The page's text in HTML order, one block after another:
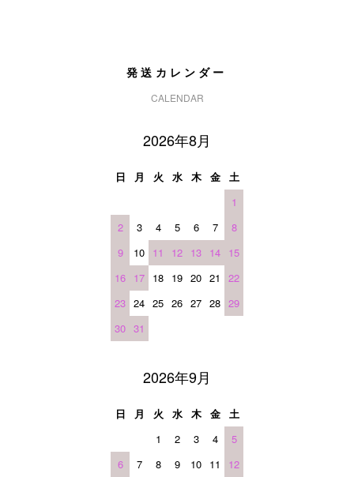
発送カレンダー
CALENDAR
2026年8月
日 月 火 水 木 金
土
1
2
3 4 5 6 7
8
9
10 11 12 13 14 15
16 17 18 19 20 21
22
23 24 25 26 27 28 29
30 31
2026年9月
日 月 火 水 木 金
土
1
2 3 4
5
6
7 8 9 10 11
12